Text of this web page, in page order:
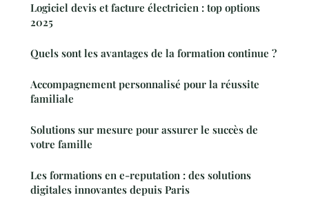
Logiciel devis et facture électricien : top options
2025
Quels sont les avantages de la formation continue ?
Accompagnement personnalisé pour la réussite
familiale
Solutions sur mesure pour assurer le succès de
votre famille
Les formations en e-reputation : des solutions
digitales innovantes depuis Paris